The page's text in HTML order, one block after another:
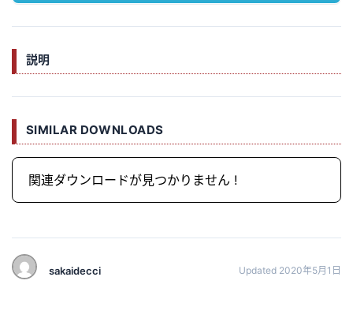
説明
SIMILAR DOWNLOADS
関連ダウンロードが見つかりません !
sakaidecci Updated 2020年5月1日